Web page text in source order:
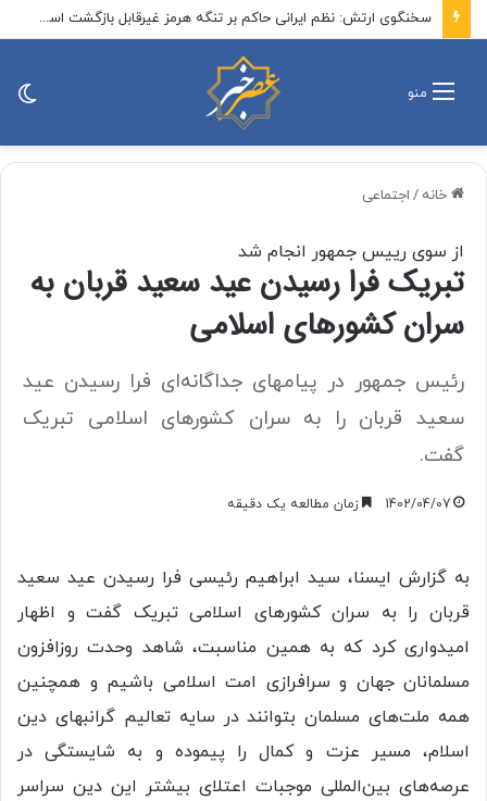
این روزهای جو بایدن از زبان پسرش
منو
خانه / اجتماعی
از سوی رییس جمهور انجام شد
تبریک فرا رسیدن عید سعید قربان به
سران کشورهای اسلامی
رئیس جمهور در پیامهای جداگانه‌ای فرا رسیدن عید
سعید قربان را به سران کشورهای اسلامی تبریک
گفت.
1402/04/07 زمان مطالعه یک دقیقه
به گزارش ایسنا، سید ابراهیم رئیسی فرا رسیدن عید سعید
قربان را به سران کشورهای اسلامی تبریک گفت و اظهار
امیدواری کرد که به همین مناسبت، شاهد وحدت روزافزون
مسلمانان جهان و سرافرازی امت اسلامی باشیم و همچنین
همه ملت‌های مسلمان بتوانند در سایه تعالیم گرانبهای دین
اسلام، مسیر عزت و کمال را پیموده و به شایستگی در
عرصه‌های بین‌المللی موجبات اعتلای بیشتر این دین سراسر